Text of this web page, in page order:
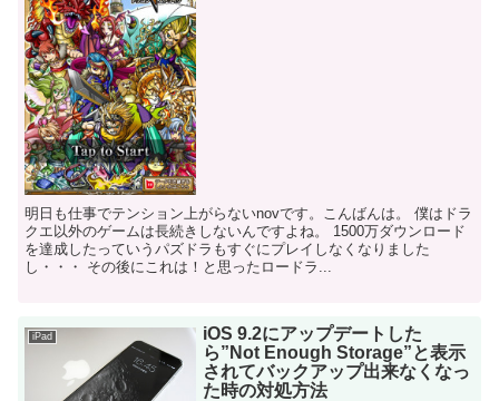
明日も仕事でテンション上がらないnovです。こんばんは。 僕はドラ
クエ以外のゲームは長続きしないんですよね。 1500万ダウンロード
を達成したっていうパズドラもすぐにプレイしなくなりました
し・・・ その後にこれは！と思ったロードラ...
iPad
iOS 9.2にアップデートした
ら”Not Enough Storage”と表示
されてバックアップ出来なくなっ
た時の対処方法